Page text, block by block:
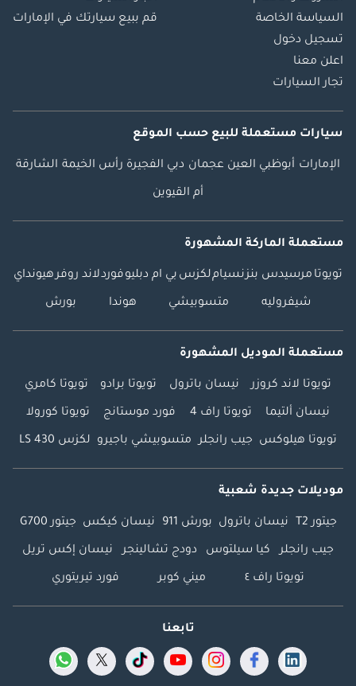
السياسة الخاصة
تسجيل دخول
اعلن معنا
تجار السيارات
قم ببيع سيارتك في الإمارات
سيارات مستعملة للبيع حسب الموقع
الإمارات أبوظبي العين عجمان دبي الفجيرة رأس الخيمة الشارقة
أم القيوين
مستعملة الماركة المشهورة
تويوتا مرسيدس بنزنسياملكزس بي ام دبليوفوردلاند روفرهيونداي
شيفروليه متسوبيشي هوندا بورش
مستعملة الموديل المشهورة
تويوتا لاند كروزر نيسان باترول تويوتا برادو تويوتا كامري
نيسان ألتيما تويوتا راف 4 فورد موستانج تويوتا كورولا
تويوتا هيلوكس جيب رانجلر متسوبيشي باجيرو لكزس LS 430
موديلات جديدة شعبية
جيتور T2 نيسان باترول بورش 911 نيسان كيكس جيتور G700
جيب رانجلر كيا سيلتوس دودج تشالينجر نيسان إكس تريل
تويوتا راف ٤ ميني كوبر فورد تيريتوري
تابعنا